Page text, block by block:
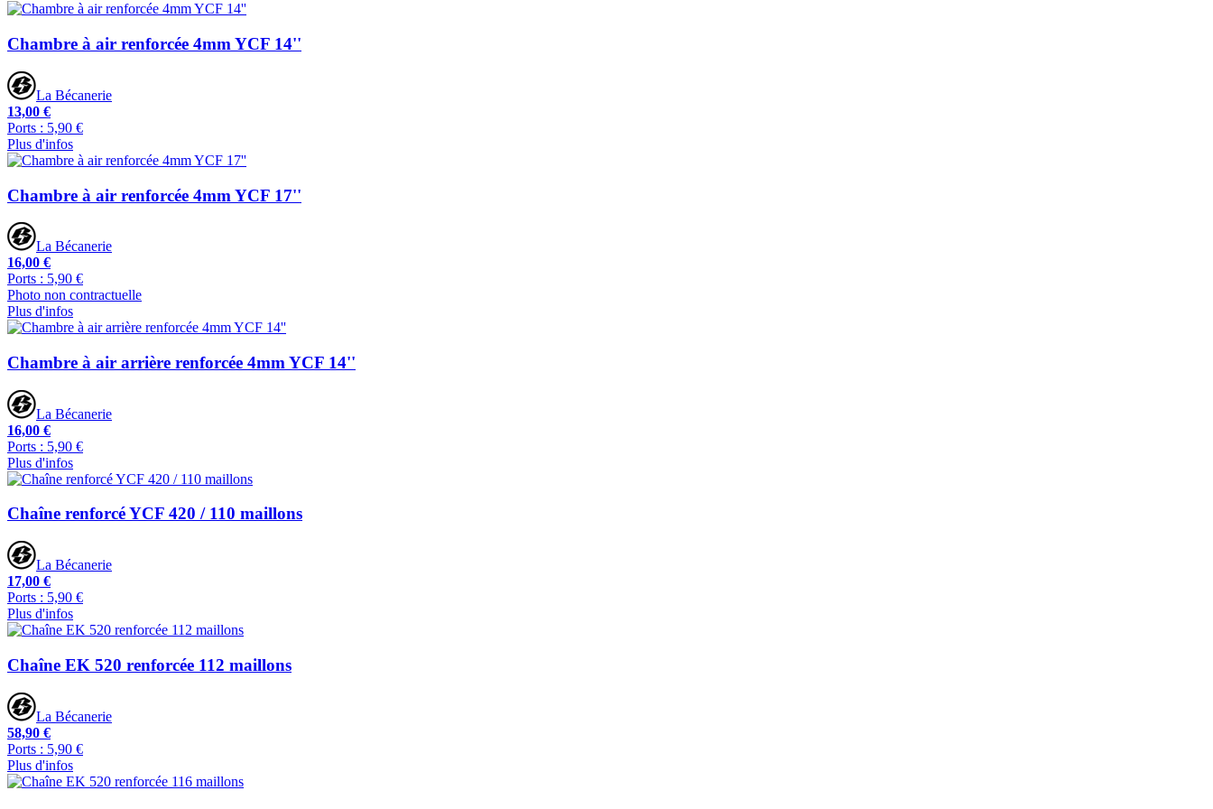
Chambre à air renforcée 4mm YCF 14''
La Bécanerie
13,00 €
Ports : 5,90 €
Plus d'infos
Chambre à air renforcée 4mm YCF 17''
La Bécanerie
16,00 €
Ports : 5,90 €
Photo non contractuelle
Plus d'infos
Chambre à air arrière renforcée 4mm YCF 14''
La Bécanerie
16,00 €
Ports : 5,90 €
Plus d'infos
Chaîne renforcé YCF 420 / 110 maillons
La Bécanerie
17,00 €
Ports : 5,90 €
Plus d'infos
Chaîne EK 520 renforcée 112 maillons
La Bécanerie
58,90 €
Ports : 5,90 €
Plus d'infos